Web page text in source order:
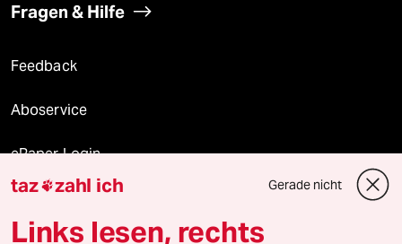
Fragen & Hilfe
Feedback
Aboservice
ePaper Login
Downloads für Abonnierende
taz zahl ich Gerade nicht
Links lesen, rechts